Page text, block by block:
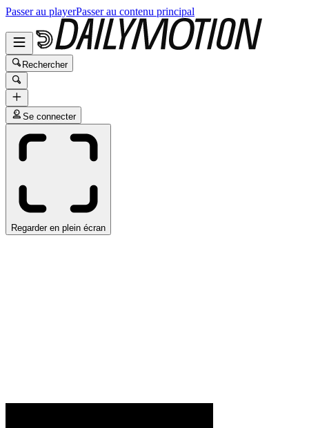
Passer au playerPasser au contenu principal
Rechercher
Se connecter
Regarder en plein écran